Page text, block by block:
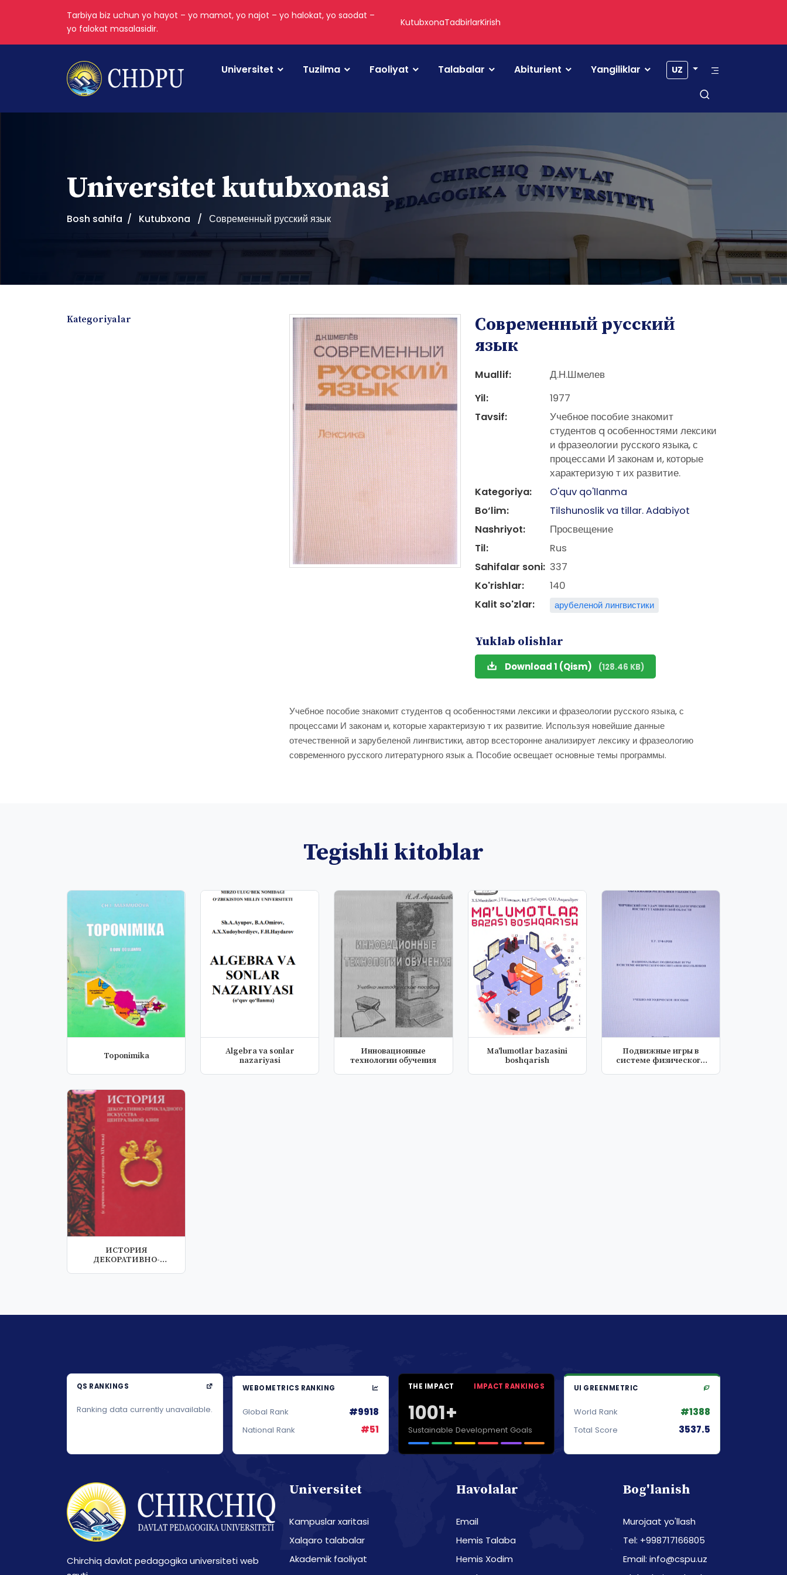
Tarbiya biz uchun yo hayot – yo mamot, yo najot – yo halokat, yo saodat –
yo falokat masalasidir.
KutubxonaTadbirlarKirish
Universitet Tuzilma Faoliyat Talabalar Abiturient Yangiliklar UZ
Universitet kutubxonasi
Bosh sahifa Kutubxona Современный русский язык
Kategoriyalar
Современный русский
язык
Muallif:
Д.Н.Шмелев
Yil:
1977
Tavsif:
Учебное пособие знакомит
студентов q особенностями лексики
и фразеологии русского языка, с
процессами И законам и, которые
характеризую т их развитие.
Kategoriya:
O'quv qo'llanma
Bo‘lim:
Tilshunoslik va tillar. Adabiyot
Nashriyot:
Просвещение
Til:
Rus
Sahifalar soni: 337
Ko'rishlar:
140
Kalit so'zlar:
арубеленой лингвистики
Yuklab olishlar
Download 1 (Qism) (128.46 KB)
Учебное пособие знакомит студентов q особенностями лексики и фразеологии русского языка, с
процессами И законам и, которые характеризую т их развитие. Используя новейшие данные
отечественной и зарубеленой лингвистики, автор всесторонне анализирует лексику и фразеологию
современного русского литературного язык а. Пособие освещает основные темы программы.
Tegishli kitoblar
Toponimika
Algebra va sonlar
nazariyasi
Инновационные
технологии обучения
Ma'lumotlar bazasini
boshqarish
Подвижные игры в
системе физического
ИСТОРИЯ
ДЕКОРАТИВНО-
QS RANKINGS
Ranking data currently unavailable.
WEBOMETRICS RANKING
Global Rank #9918
National Rank #51
THE IMPACT IMPACT RANKINGS
1001+
Sustainable Development Goals
UI GREENMETRIC
World Rank #1388
Total Score 3537.5
Chirchiq davlat pedagogika universiteti web
Universitet
Kampuslar xaritasi
Xalqaro talabalar
Akademik faoliyat
Havolalar
Email
Hemis Talaba
Hemis Xodim
Bog'lanish
Murojaat yo'llash
Tel: +998717166805
Email: info@cspu.uz